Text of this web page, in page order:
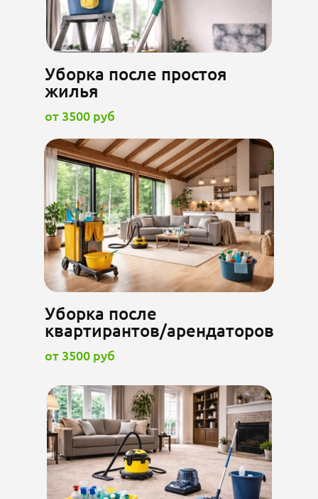
Уборка после простоя
жилья
от 3500 руб
Уборка после
квартирантов/арендаторов
от 3500 руб